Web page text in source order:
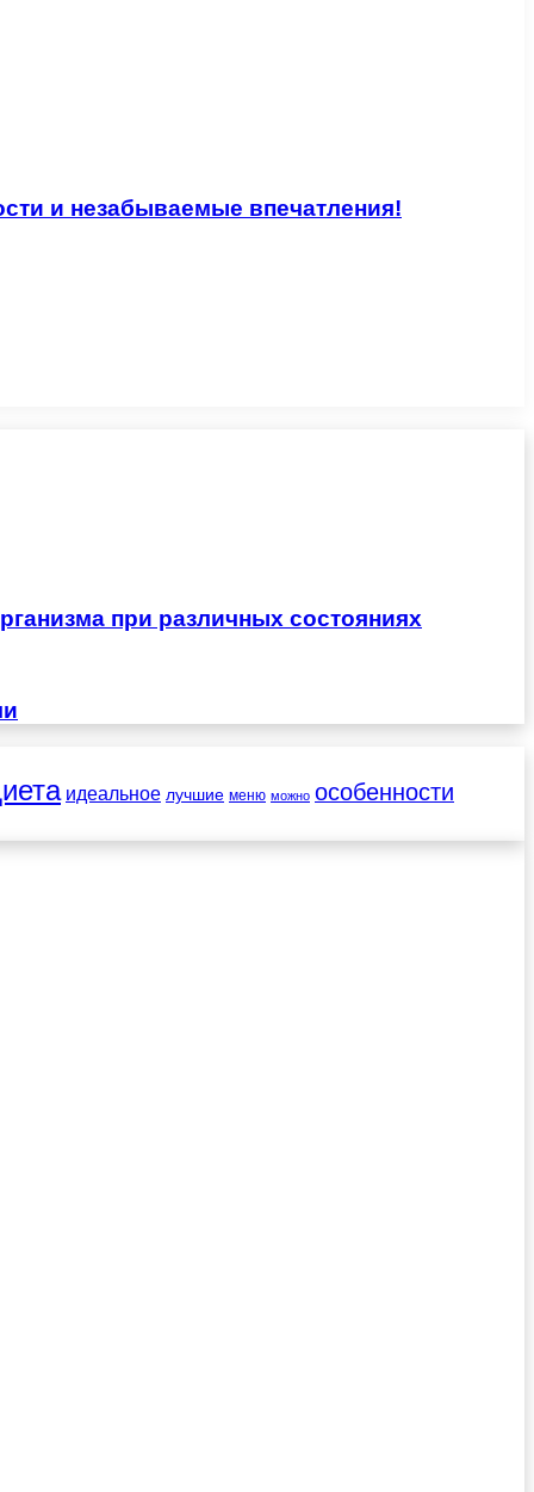
и незабываемые впечатления!
при различных состояниях
идеальное лучшие меню можно особенности